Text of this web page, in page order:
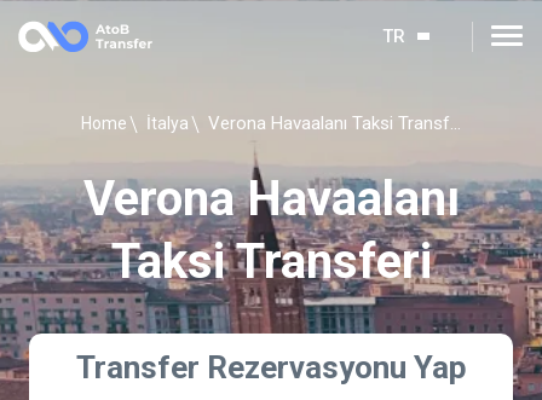
TR
Home İtalya Verona Havaalanı Taksi Transferi
Verona Havaalanı
Taksi Transferi
Transfer Rezervasyonu Yap